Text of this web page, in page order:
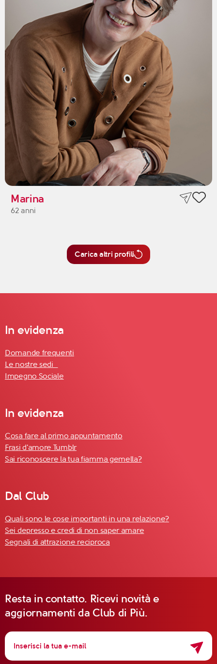
Marina
62 anni
Carica altri profili
In evidenza
Domande frequenti
Le nostre sedi
Impegno Sociale
In evidenza
Cosa fare al primo appuntamento
Frasi d'amore Tumblr
Sai riconoscere la tua fiamma gemella?
Dal Club
Quali sono le cose importanti in una relazione?
Sei depresso e credi di non saper amare
Segnali di attrazione reciproca
Resta in contatto. Ricevi novità e
aggiornamenti da Club di Più.